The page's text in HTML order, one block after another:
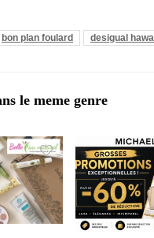
bon plan foulard desigual
le meme genre